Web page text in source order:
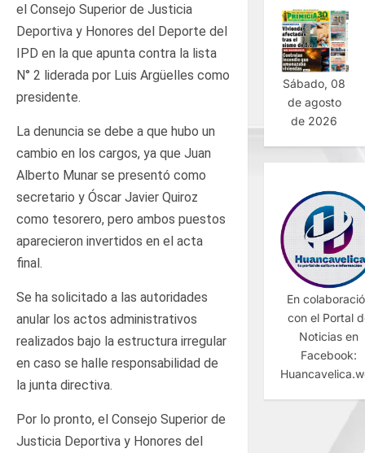
el Consejo Superior de Justicia
Deportiva y Honores del Deporte del
IPD en la que apunta contra la lista
N° 2 liderada por Luis Argüelles como
presidente.
La denuncia se debe a que hubo un
cambio en los cargos, ya que Juan
Alberto Munar se presentó como
secretario y Óscar Javier Quiroz
como tesorero, pero ambos puestos
aparecieron invertidos en el acta
final.
Se ha solicitado a las autoridades
anular los actos administrativos
realizados bajo la estructura irregular
en caso se halle responsabilidad de
la junta directiva.
Por lo pronto, el Consejo Superior de
Justicia Deportiva y Honores del
Sábado, 08
de agosto
de 2026
En
con el Portal
Noticias en
Facebook: